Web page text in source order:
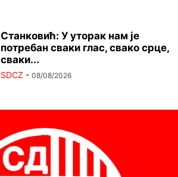
Станковић: У уторак нам је
потребан сваки глас, свако срце,
сваки...
SDCZ - 08/08/2026